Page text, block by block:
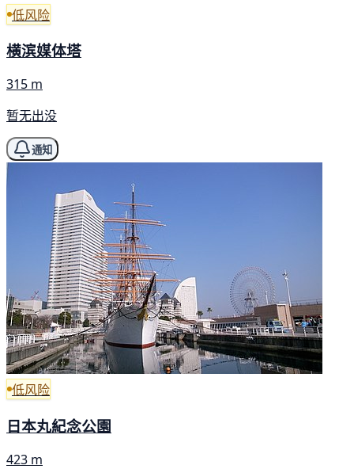
低风险
横滨媒体塔
315 m
暂无出没
通知
低风险
日本丸紀念公園
423 m